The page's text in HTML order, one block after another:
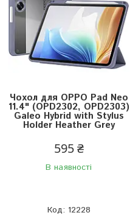
Чохол для OPPO Pad Neo
11.4" (OPD2302, OPD2303)
Galeo Hybrid with Stylus
Holder Heather Grey
595 ₴
В наявності
12228